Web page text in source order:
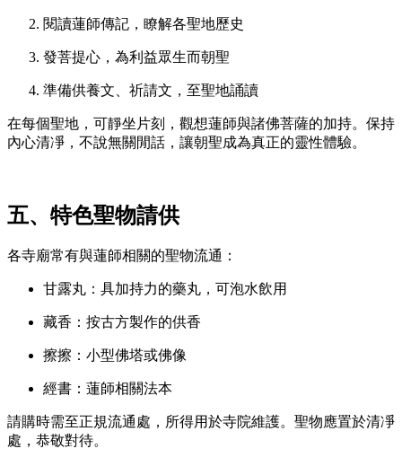
閱讀蓮師傳記，瞭解各聖地歷史
發菩提心，為利益眾生而朝聖
準備供養文、祈請文，至聖地誦讀
在每個聖地，可靜坐片刻，觀想蓮師與諸佛菩薩的加持。保持
內心清凈，不說無關閒話，讓朝聖成為真正的靈性體驗。
五、特色聖物請供
各寺廟常有與蓮師相關的聖物流通：
甘露丸：具加持力的藥丸，可泡水飲用
藏香：按古方製作的供香
擦擦：小型佛塔或佛像
經書：蓮師相關法本
請購時需至正規流通處，所得用於寺院維護。聖物應置於清凈
處，恭敬對待。